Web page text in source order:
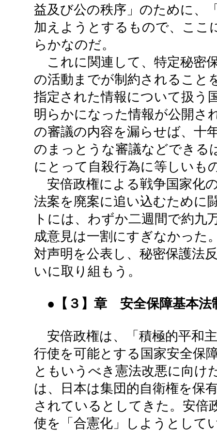
益及び公の秩序」のために、
加えようとするもので、ここ
らかなのだ。
これに関連して、特定秘密
の活動までが制約されること
指定された情報について扱う
明らかになった情報が公開さ
の審議の内容を漏らせば、十
のまっとうな審議などできる
にとって自殺行為に等しいも
安倍政権による戦争国家化
法案を廃案に追い込むために
トには、わずか二週間で約九
成意見は一割にすぎなかった
対声明を公表し、秘密保護法
いに取り組もう。
●【３】章 安全保障基本法
安倍政権は、「積極的平和
行使を可能とする国家安全保
ともいうべき憲法改悪に向け
は、日本は集団的自衛権を保
されているとしてきた。安倍
使を「合憲化」しようとして